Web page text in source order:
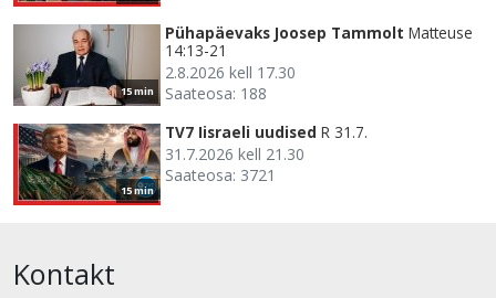
15 min
Pühapäevaks Joosep Tammolt Matteuse
14:13-21
2.8.2026 kell 17.30
Saateosa: 188
15 min
TV7 Iisraeli uudised R 31.7.
31.7.2026 kell 21.30
Saateosa: 3721
Kontakt